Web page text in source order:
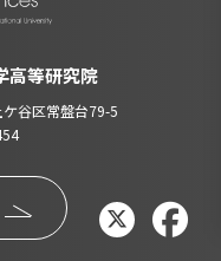
等研究院
谷区常盤台79-5